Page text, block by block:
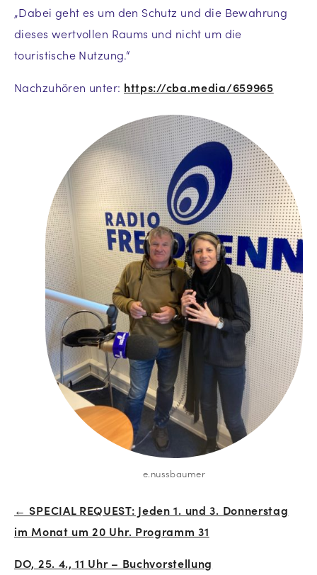
„Dabei geht es um den Schutz und die Bewahrung
dieses wertvollen Raums und nicht um die
touristische Nutzung.“
Nachzuhören unter: https://cba.media/659965
e.nussbaumer
Beitrags-
← SPECIAL REQUEST: Jeden 1. und 3. Donnerstag
im Monat um 20 Uhr. Programm 31
DO, 25. 4., 11 Uhr – Buchvorstellung